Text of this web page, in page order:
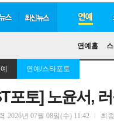
연예홈
연예/스타포토
포토] 노윤서,
2026년 07월 08일(수) 11:42 최